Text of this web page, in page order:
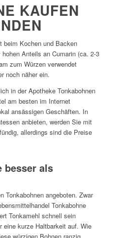
KAUFEN
beim Kochen und Backen
Anteils an Cumarin (ca. 2-3
zum Würzen verwendet
noch näher ein.
in der Apotheke Tonkabohnen
am besten im Internet
ansässigen Geschäften. In
anbieten, werden Sie mit
allerdings sind die Preise
besser als
Tonkabohnen angeboten. Zwar
Tonkabohne
Tonkamehl schnell sein
kurze Haltbarkeit auf. Wie
würzigen Bohnen ranzig